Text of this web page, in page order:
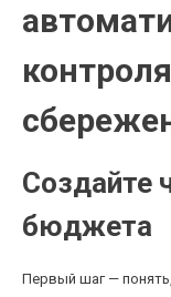
Создайте
бюджета
Первый шаг —